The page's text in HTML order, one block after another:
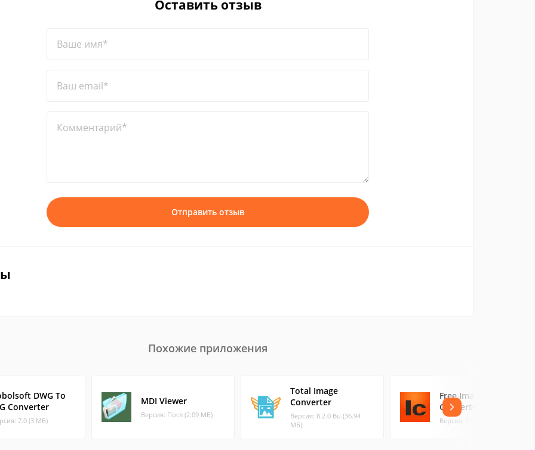
Оставить отзыв
Ваше имя*
Ваш email*
Комментарий*
Отправить отзыв
Похожие приложения
DWG To
Converter
7.0 (3 МБ)
MDI Viewer
Версия: Посл (2.09 МБ)
Total Image
Converter
Версия: 8.2.0 Bu (36.94
МБ)
Free Image
Converter
Версия: 2.0.0.0 (0.71 МБ)